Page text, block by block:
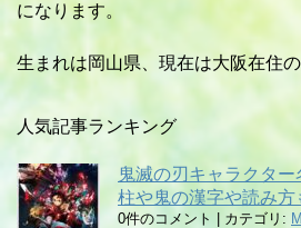
になります。
生まれは岡山県、現在は大阪在住の
人気記事ランキング
鬼滅の刃キャラクター
柱や鬼の漢字や読み方
0件のコメント カテゴリ: